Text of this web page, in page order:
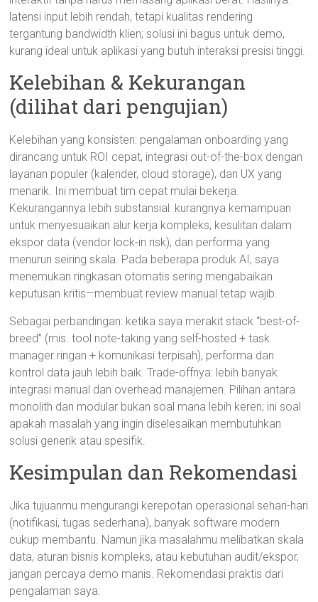
latensi input lebih rendah, tetapi kualitas rendering
tergantung bandwidth klien; solusi ini bagus untuk demo,
kurang ideal untuk aplikasi yang butuh interaksi presisi tinggi.
Kelebihan & Kekurangan
(dilihat dari pengujian)
Kelebihan yang konsisten: pengalaman onboarding yang
dirancang untuk ROI cepat, integrasi out-of-the-box dengan
layanan populer (kalender, cloud storage), dan UX yang
menarik. Ini membuat tim cepat mulai bekerja.
Kekurangannya lebih substansial: kurangnya kemampuan
untuk menyesuaikan alur kerja kompleks, kesulitan dalam
ekspor data (vendor lock-in risk), dan performa yang
menurun seiring skala. Pada beberapa produk AI, saya
menemukan ringkasan otomatis sering mengabaikan
keputusan kritis—membuat review manual tetap wajib.
Sebagai perbandingan: ketika saya merakit stack “best-of-
breed” (mis. tool note-taking yang self-hosted + task
manager ringan + komunikasi terpisah), performa dan
kontrol data jauh lebih baik. Trade-offnya: lebih banyak
integrasi manual dan overhead manajemen. Pilihan antara
monolith dan modular bukan soal mana lebih keren; ini soal
apakah masalah yang ingin diselesaikan membutuhkan
solusi generik atau spesifik.
Kesimpulan dan Rekomendasi
Jika tujuanmu mengurangi kerepotan operasional sehari-hari
(notifikasi, tugas sederhana), banyak software modern
cukup membantu. Namun jika masalahmu melibatkan skala
data, aturan bisnis kompleks, atau kebutuhan audit/ekspor,
jangan percaya demo manis. Rekomendasi praktis dari
pengalaman saya: